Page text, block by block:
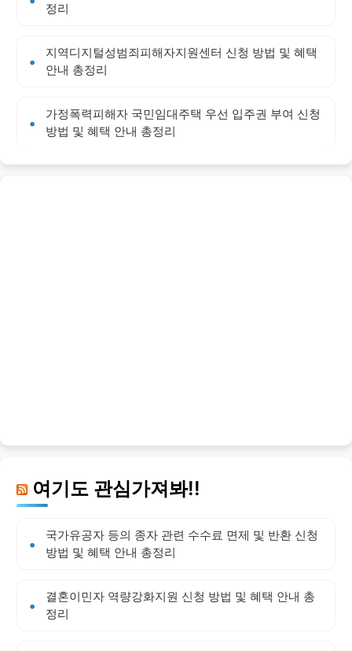
정리
지역디지털성범죄피해자지원센터 신청 방법 및 혜택
안내 총정리
가정폭력피해자 국민임대주택 우선 입주권 부여 신청
방법 및 혜택 안내 총정리
여기도 관심가져봐!!
국가유공자 등의 종자 관련 수수료 면제 및 반환 신청
방법 및 혜택 안내 총정리
결혼이민자 역량강화지원 신청 방법 및 혜택 안내 총
정리